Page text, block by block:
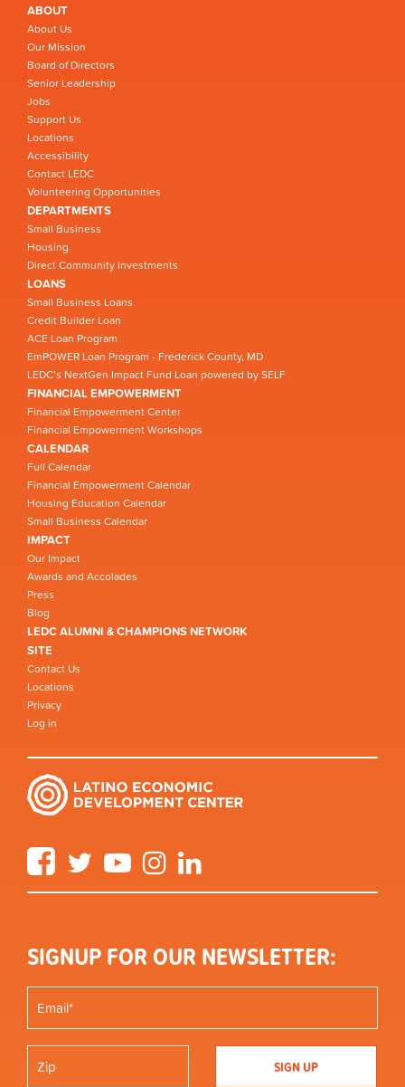
ABOUT
About Us
Our Mission
Board of Directors
Senior Leadership
Jobs
Support Us
Locations
Accessibility
Contact LEDC
Volunteering Opportunities
DEPARTMENTS
Small Business
Housing
Direct Community Investments
LOANS
Small Business Loans
Credit Builder Loan
ACE Loan Program
EmPOWER Loan Program - Frederick County, MD
LEDC’s NextGen Impact Fund Loan powered by SELF
FINANCIAL EMPOWERMENT
Financial Empowerment Center
Financial Empowerment Workshops
CALENDAR
Full Calendar
Financial Empowerment Calendar
Housing Education Calendar
Small Business Calendar
IMPACT
Our Impact
Awards and Accolades
Press
Blog
LEDC ALUMNI & CHAMPIONS NETWORK
SITE
Contact Us
Locations
Privacy
Log in
FacebookTwitter YouTube Instagram
SIGNUP FOR OUR NEWSLETTER: